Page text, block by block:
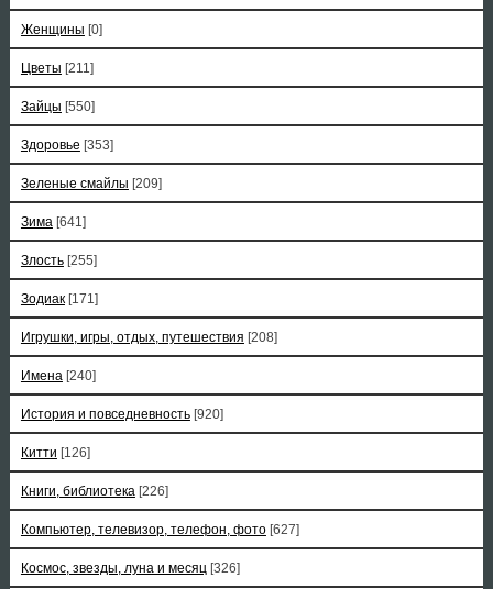
Женщины [0]
Цветы [211]
Зайцы [550]
Здоровье [353]
Зеленые смайлы [209]
Зима [641]
Злость [255]
Зодиак [171]
Игрушки, игры, отдых, путешествия [208]
Имена [240]
История и повседневность [920]
Китти [126]
Книги, библиотека [226]
Компьютер, телевизор, телефон, фото [627]
Космос, звезды, луна и месяц [326]